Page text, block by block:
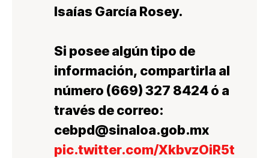
Isaías García Rosey.
Si posee algún tipo de
información, compartirla al
número (669) 327 8424 ó a
través de correo:
cebpd@sinaloa.gob.mx
pic.twitter.com/XkbvzOiR5t